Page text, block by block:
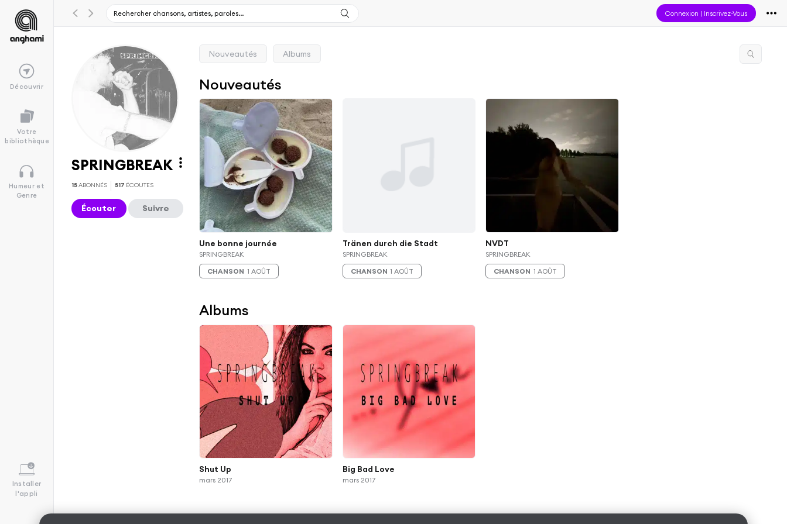
Connexion | Inscrivez-Vous
Découvrir
Votre
bibliothèque
Humeur et
Genre
Installer
l'appli
SPRINGBREAK
15ABONNÉS 517 ÉCOUTES
Écouter Suivre
Nouveautés Albums
Nouveautés
Une bonne journée
SPRINGBREAK
CHANSON 1 AOÛT
Tränen durch die Stadt
SPRINGBREAK
CHANSON 1 AOÛT
NVDT
SPRINGBREAK
CHANSON 1 AOÛT
Albums
Shut Up
mars 2017
Big Bad Love
mars 2017